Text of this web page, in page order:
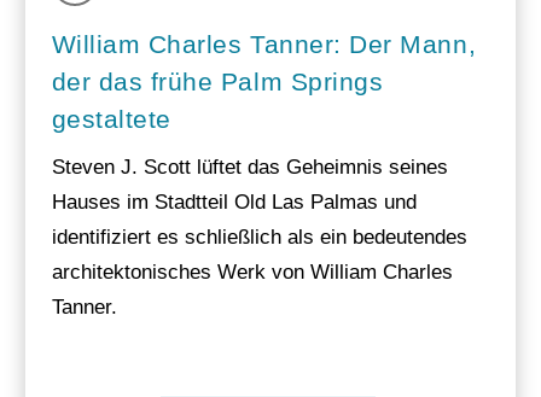
William Charles Tanner: Der Mann,
der das frühe Palm Springs
gestaltete
Steven J. Scott lüftet das Geheimnis seines
Hauses im Stadtteil Old Las Palmas und
identifiziert es schließlich als ein bedeutendes
architektonisches Werk von William Charles
Tanner.